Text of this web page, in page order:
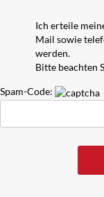
Ich erteile
Mail sowie
werden.
Bitte beachten
Spam-Code: